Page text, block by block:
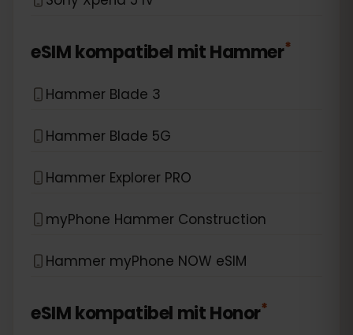
eSIM kompatibel mitHammer*
Hammer Blade 3
Hammer Blade 5G
Hammer Explorer PRO
myPhone Hammer Construction
Hammer myPhone NOW eSIM
eSIM kompatibel mitHonor*